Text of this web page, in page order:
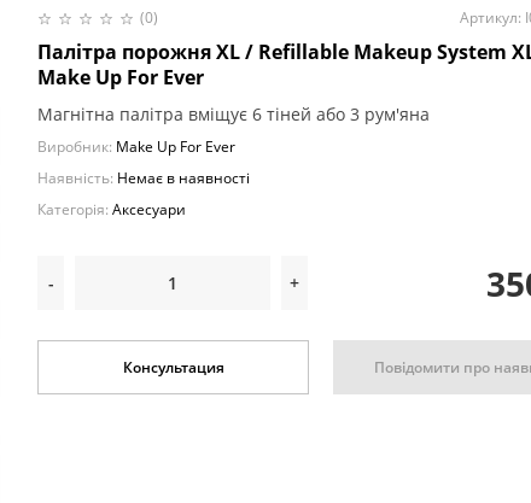
(0) Артикул:
Палітра порожня XL / Refillable Makeup System
Make Up For Ever
Магнітна палітра вміщує 6 тіней або 3 рум'яна
Виробник: Make Up For Ever
Наявність: Немає в наявності
Категорія: Аксесуари
- +
Консультация Повідомити про